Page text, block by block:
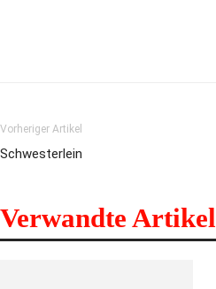
Vorheriger Artikel
Schwesterlein
Verwandte Artikel